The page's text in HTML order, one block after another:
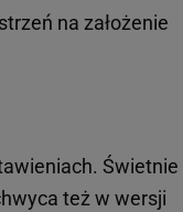
na założenie
Świetnie
też w wersji